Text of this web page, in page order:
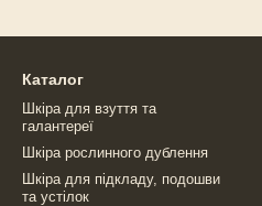
Каталог
Шкіра для взуття та
галантереї
Шкіра рослинного дублення
Шкіра для підкладу, подошви
та устілок